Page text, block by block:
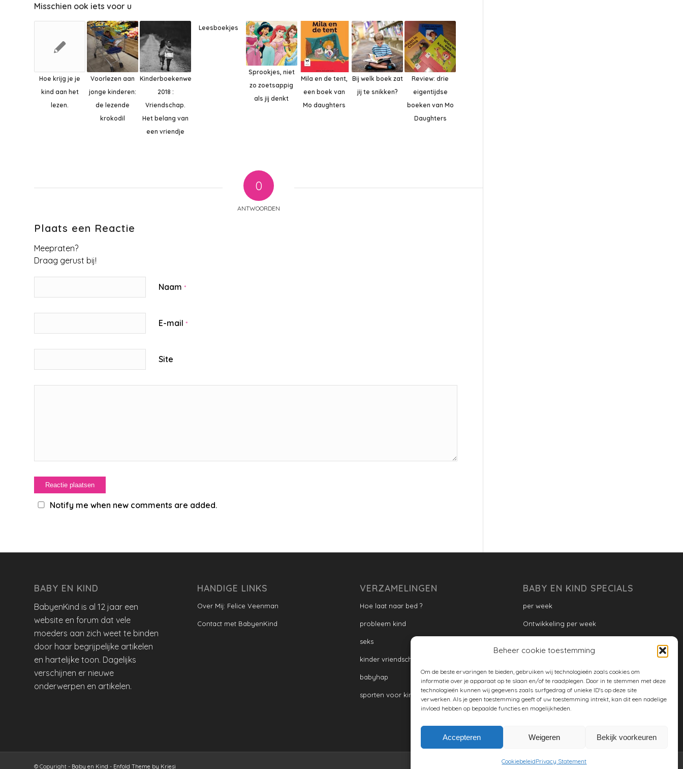
Beheer cookie toestemming
Om de beste ervaringen te bieden, gebruiken wij technologieën zoals cookies om
informatie over je apparaat op te slaan en/of te raadplegen. Door in te stemmen met deze
technologieën kunnen wij gegevens zoals surfgedrag of unieke ID's op deze site
verwerken. Als je geen toestemming geeft of uw toestemming intrekt, kan dit een nadelige
invloed hebben op bepaalde functies en mogelijkheden.
Accepteren Weigeren Bekijk voorkeuren
CookiebeleidPrivacy Statement
Misschien ook iets voor u
Hoe krijg je je
kind aan het
lezen.
Voorlezen aan
jonge kinderen:
de lezende
krokodil
Kinderboekenweek
2018 :
Vriendschap.
Het belang van
een vriendje
Leesboekjes
Sprookjes, niet
zo zoetsappig
als jij denkt
Mila en de tent,
een boek van
Mo daughters
Bij welk boek zat
jij te snikken?
Review: drie
eigentijdse
boeken van Mo
Daughters
0
ANTWOORDEN
Plaats een Reactie
Meepraten?
Draag gerust bij!
Naam *
E-mail *
Site
Notify me when new comments are added.
BABY EN KIND
BabyenKind is al 12 jaar een
website en forum dat vele
moeders aan zich weet te binden
door haar begrijpelijke artikelen
en hartelijke toon. Dagelijks
verschijnen er nieuwe
onderwerpen en artikelen.
HANDIGE LINKS
Over Mij: Felice Veenman
Contact met BabyenKind
VERZAMELINGEN
Hoe laat naar bed ?
probleem kind
seks
kinder vriendschap
babyhap
sporten voor kinderen
BABY EN KIND SPECIALS
per week
Ontwikkeling per week
Ontwikkeling per maand
ontwikkeling per jaar
Cookiebeleid (EU)
© Copyright - Baby en Kind - Enfold Theme by Kriesi